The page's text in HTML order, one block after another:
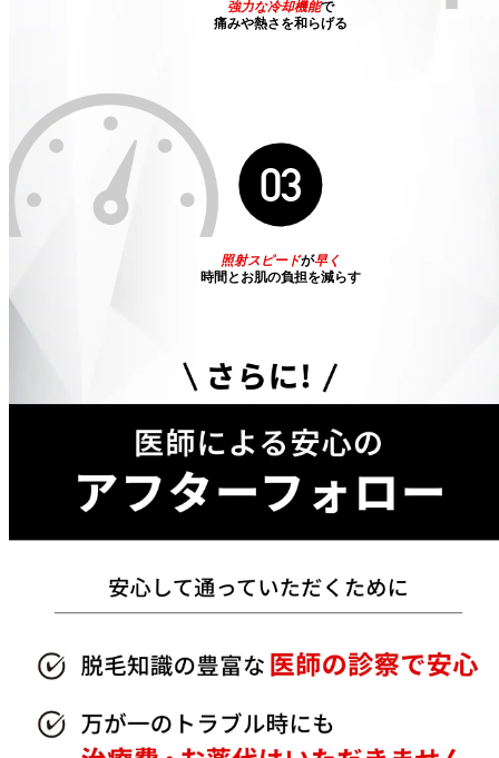
強力な冷却機能で
痛みや熱さを和らげる
03
照射スピードが早く
時間とお肌の負担を減らす